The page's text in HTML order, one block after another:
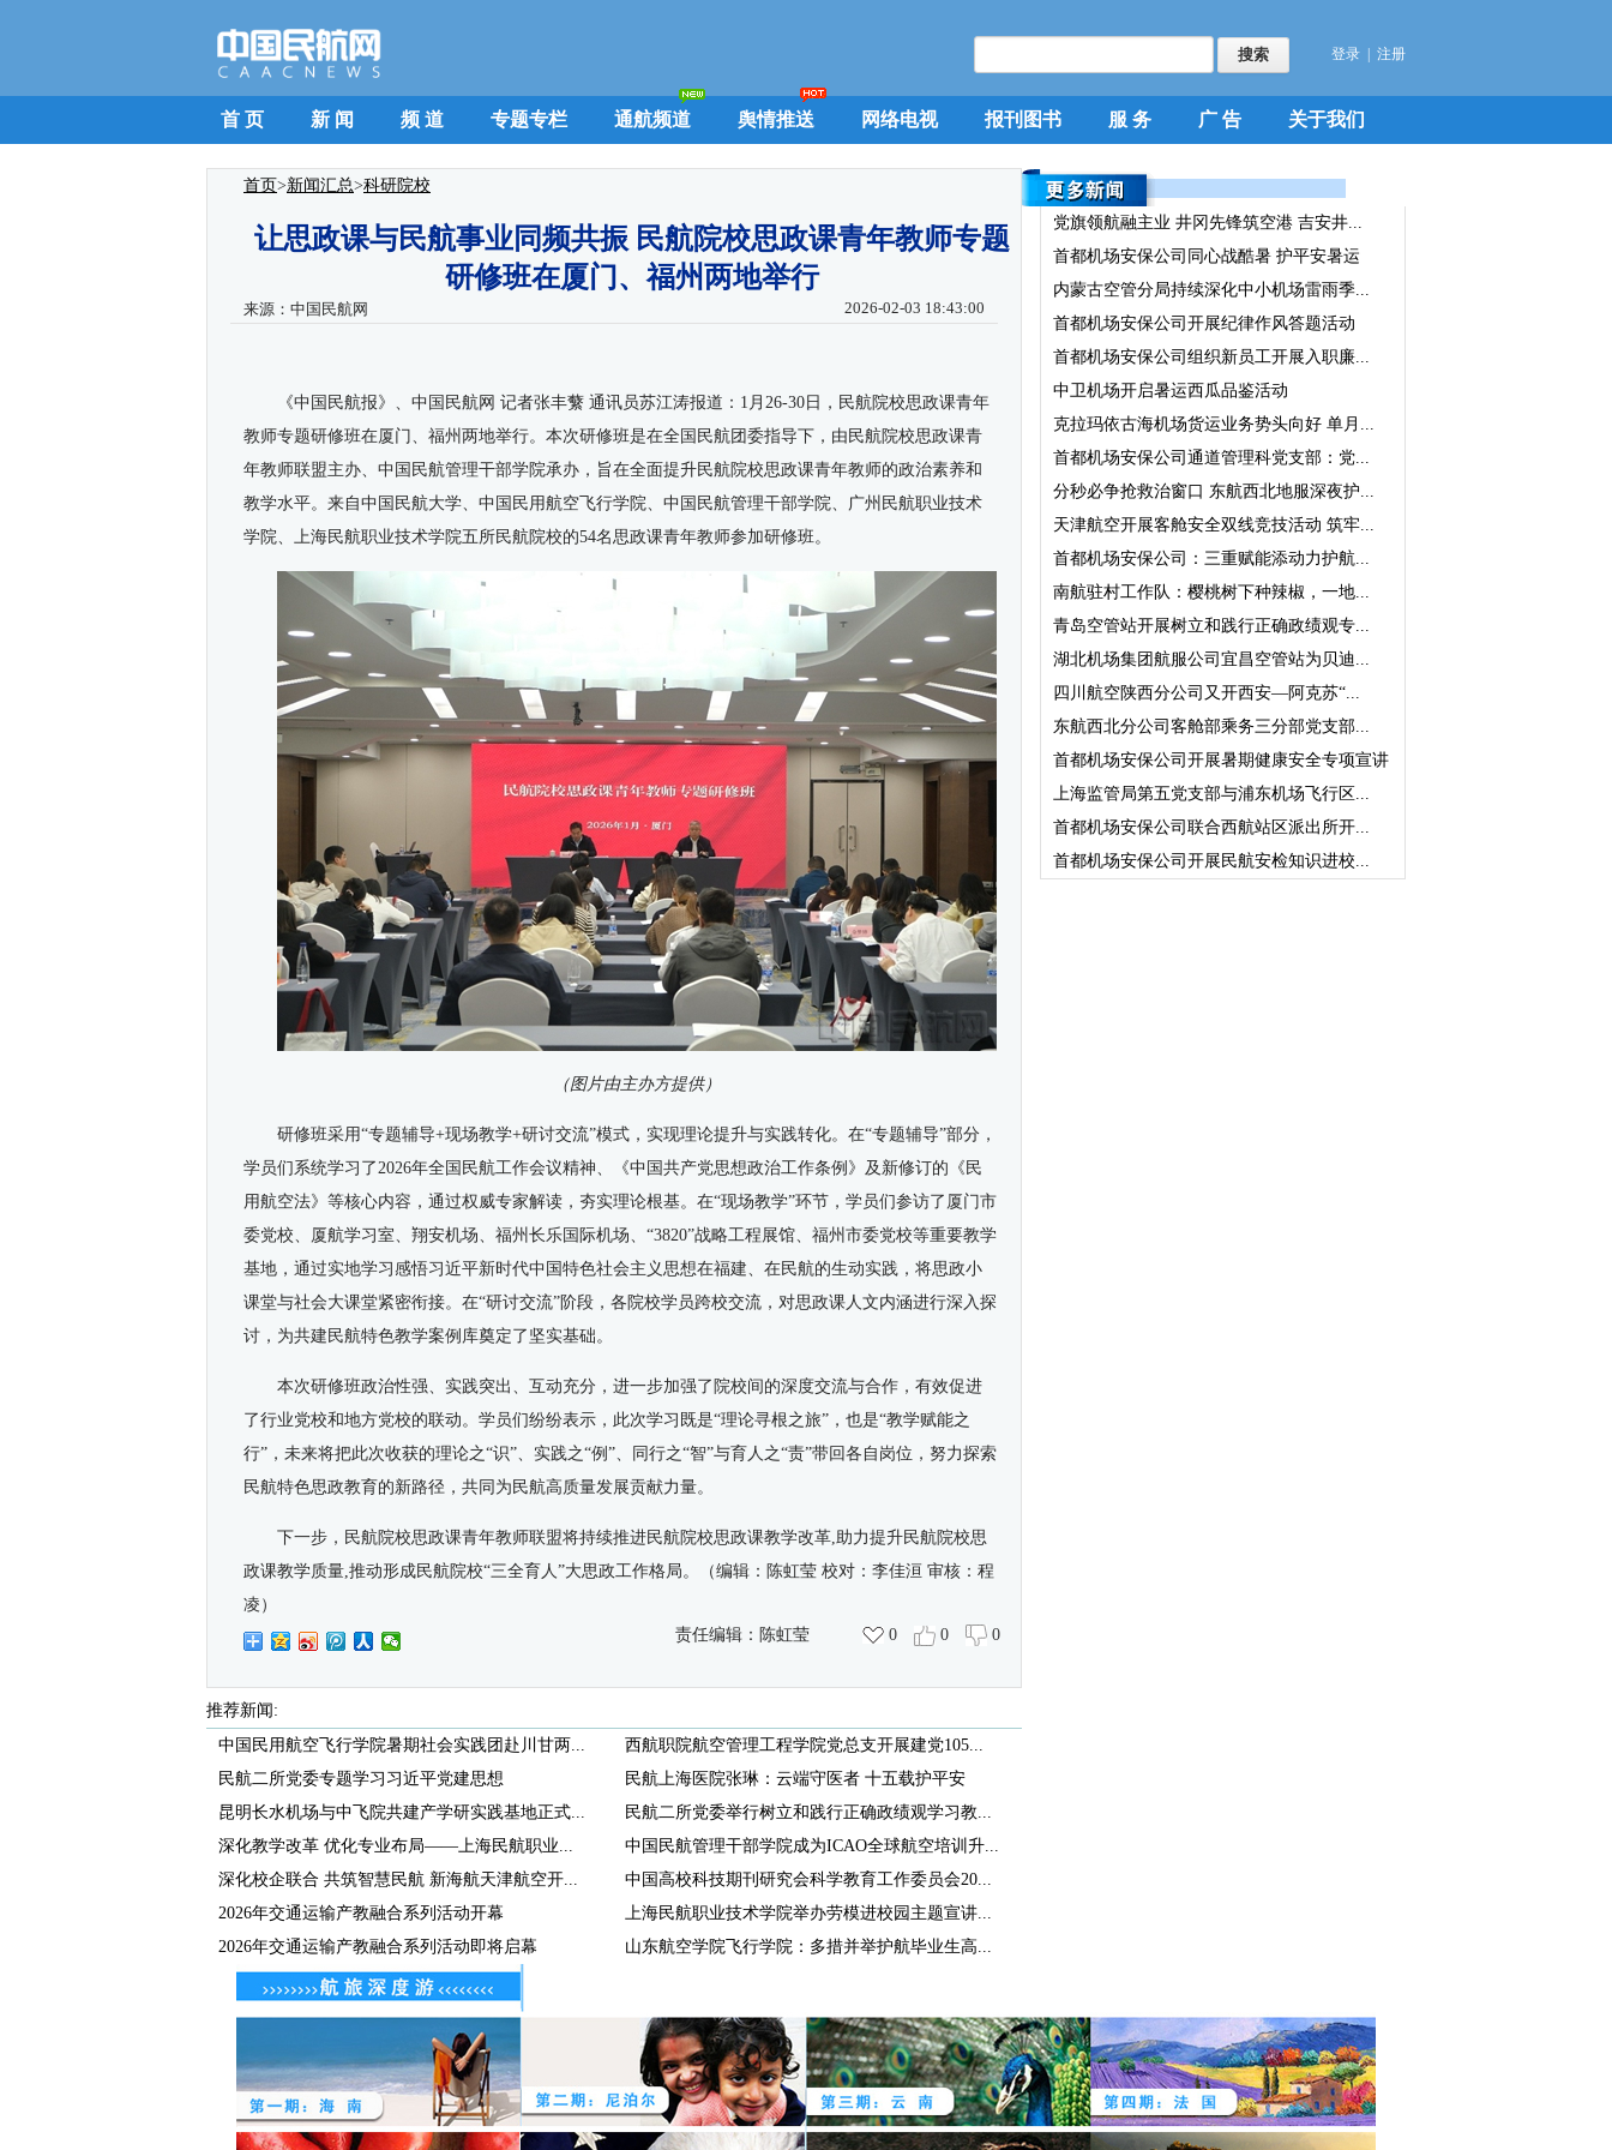
登录 注册
首 页 新 闻 频 道 专题专栏 通航频道 舆情推送 网络电视 报刊图书 服 务 广 告 关于我们
首页>新闻汇总>科研院校
让思政课与民航事业同频共振 民航院校思政课青年教师专题
研修班在厦门、福州两地举行
来源： 中国民航网 2026-02-03 18:43:00
《中国民航报》、中国民航网 记者张丰蘩 通讯员苏江涛报道： 1 月 26-30 日，民航院校思政课青年
教师专题研修班在厦门、福州两地举行。本次研修班是在全国民航团委指导下，由民航院校思政课青
年教师联盟主办、中国民航管理干部学院承办，旨在全面提升民航院校思政课青年教师的政治素养和
教学水平。来自中国民航大学、中国民用航空飞行学院、中国民航管理干部学院、广州民航职业技术
学院、上海民航职业技术学院五所民航院校的54名思政课青年教师参加研修班。
（图片由主办方提供）
研修班采用“专题辅导+现场教学+研讨交流”模式，实现理论提升与实践转化。在“专题辅导”部分，
学员们系统学习了2026年全国民航工作会议精神、《中国共产党思想政治工作条例》及新修订的《民
用航空法》等核心内容，通过权威专家解读，夯实理论根基。在“现场教学”环节，学员们参访了厦门市
委党校、厦航学习室、翔安机场、福州长乐国际机场、“3820”战略工程展馆、福州市委党校等重要教学
基地，通过实地学习感悟习近平新时代中国特色社会主义思想在福建、在民航的生动实践，将思政小
课堂与社会大课堂紧密衔接。在“研讨交流”阶段，各院校学员跨校交流，对思政课人文内涵进行深入探
讨，为共建民航特色教学案例库奠定了坚实基础。
本次研修班政治性强、实践突出、互动充分，进一步加强了院校间的深度交流与合作，有效促进
了行业党校和地方党校的联动。学员们纷纷表示，此次学习既是“理论寻根之旅”，也是“教学赋能之
行”，未来将把此次收获的理论之“识”、实践之“例”、同行之“智”与育人之“责”带回各自岗位，努力探索
民航特色思政教育的新路径，共同为民航高质量发展贡献力量。
下一步，民航院校思政课青年教师联盟将持续推进民航院校思政课教学改革,助力提升民航院校思
政课教学质量,推动形成民航院校“三全育人”大思政工作格局。（编辑：陈虹莹 校对：李佳洹 审核：程
凌）
责任编辑： 陈虹莹 0 0 0
推荐新闻:
中国民用航空飞行学院暑期社会实践团赴川甘两...
民航二所党委专题学习习近平党建思想
昆明长水机场与中飞院共建产学研实践基地正式...
深化教学改革 优化专业布局——上海民航职业...
深化校企联合 共筑智慧民航 新海航天津航空开...
2026年交通运输产教融合系列活动开幕
2026年交通运输产教融合系列活动即将启幕
西航职院航空管理工程学院党总支开展建党105...
民航上海医院张琳：云端守医者 十五载护平安
民航二所党委举行树立和践行正确政绩观学习教...
中国民航管理干部学院成为ICAO全球航空培训升...
中国高校科技期刊研究会科学教育工作委员会20...
上海民航职业技术学院举办劳模进校园主题宣讲...
山东航空学院飞行学院：多措并举护航毕业生高...
党旗领航融主业 井冈先锋筑空港 吉安井...
首都机场安保公司同心战酷暑 护平安暑运
内蒙古空管分局持续深化中小机场雷雨季...
首都机场安保公司开展纪律作风答题活动
首都机场安保公司组织新员工开展入职廉...
中卫机场开启暑运西瓜品鉴活动
克拉玛依古海机场货运业务势头向好 单月...
首都机场安保公司通道管理科党支部：党...
分秒必争抢救治窗口 东航西北地服深夜护...
天津航空开展客舱安全双线竞技活动 筑牢...
首都机场安保公司：三重赋能添动力护航...
南航驻村工作队：樱桃树下种辣椒，一地...
青岛空管站开展树立和践行正确政绩观专...
湖北机场集团航服公司宜昌空管站为贝迪...
四川航空陕西分公司又开西安—阿克苏“...
东航西北分公司客舱部乘务三分部党支部...
首都机场安保公司开展暑期健康安全专项宣讲
上海监管局第五党支部与浦东机场飞行区...
首都机场安保公司联合西航站区派出所开...
首都机场安保公司开展民航安检知识进校...